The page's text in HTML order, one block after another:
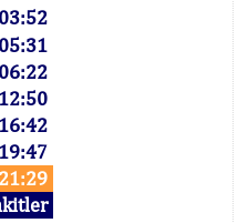
03:52
05:31
06:22
12:50
16:42
19:47
21:29